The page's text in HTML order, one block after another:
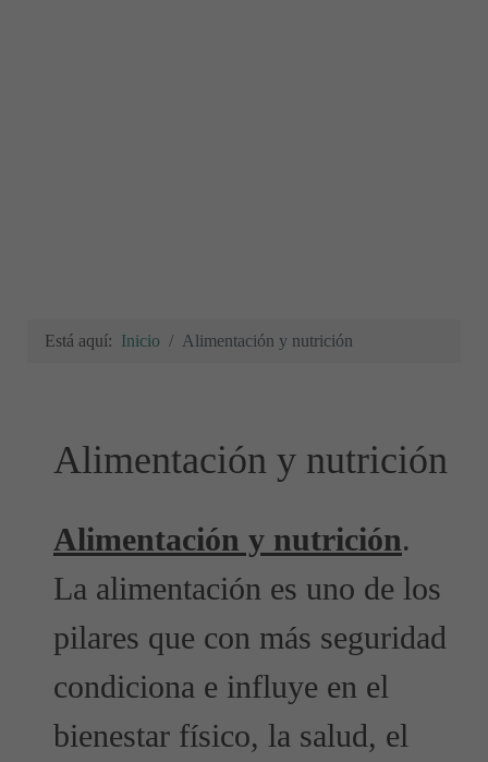
Está aquí: Inicio Alimentación y nutrición
Alimentación y nutrición
Alimentación y nutrición.
La alimentación es uno de los
pilares que con más seguridad
condiciona e influye en el
bienestar físico, la salud, el